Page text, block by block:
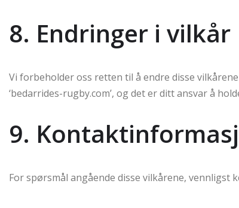
8. Endringer i vilkår
Vi forbeholder oss retten til å endre disse
‘bedarrides-rugby.com’, og det er ditt ansvar å
9.
For spørsmål angående disse vilkårene, vennligst